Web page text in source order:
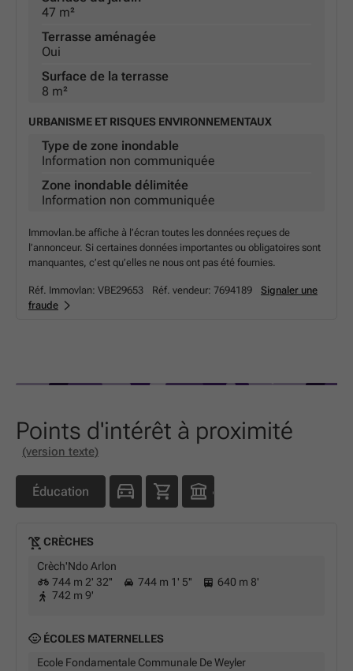
47 m²
Terrasse aménagée
Oui
Surface de la terrasse
8 m²
URBANISME ET RISQUES ENVIRONNEMENTAUX
Type de zone inondable
Information non communiquée
Zone inondable délimitée
Information non communiquée
Immovlan.be affiche à l’écran toutes les données reçues de
l’annonceur. Si certaines données importantes ou obligatoires sont
manquantes, c’est qu’elles ne nous ont pas été fournies.
Réf. Immovlan: VBE29653 Réf. vendeur: 7694189
Signaler une
fraude
Points d'intérêt à proximité
(version texte)
Éducation
CRÈCHES
Crèch'Ndo Arlon
744 m 2' 32''
744 m 1' 5''
640 m 8'
742 m 9'
ÉCOLES MATERNELLES
Ecole Fondamentale Communale De Weyler